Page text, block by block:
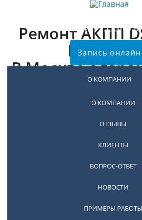
+7 (499) 553-07-
Запись онлайн
О КОМПАНИИ
О КОМПАНИИ
ОТЗЫВЫ
КЛИЕНТЫ
ВОПРОС-ОТВЕТ
НОВОСТИ
ПРИМЕРЫ РАБОТЫ
Ремонт АКПП
В Москве с
24 месяцев